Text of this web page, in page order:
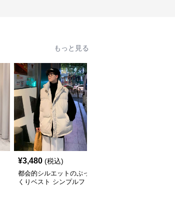
もっと見る
¥3,480 (税込)
都会的シルエットのぷっ
くりベスト シンプルフ